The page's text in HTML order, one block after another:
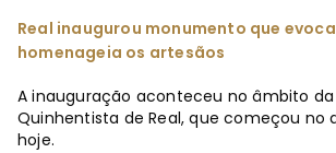
Real inaugurou monumento que evoca
homenageia os artesãos
A inauguração aconteceu no âmbito da
Quinhentista de Real, que começou no
hoje.